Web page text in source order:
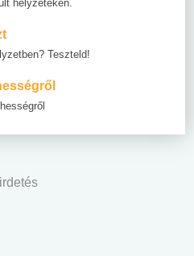
helyzeteken.
Teszteld!